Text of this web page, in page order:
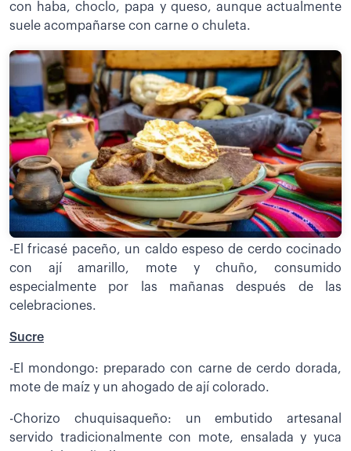
con haba, choclo, papa y queso, aunque actualmente
suele acompañarse con carne o chuleta.
-El fricasé paceño, un caldo espeso de cerdo cocinado
con ají amarillo, mote y chuño, consumido
especialmente por las mañanas después de las
celebraciones.
Sucre
-El mondongo: preparado con carne de cerdo dorada,
mote de maíz y un ahogado de ají colorado.
-Chorizo chuquisaqueño: un embutido artesanal
servido tradicionalmente con mote, ensalada y yuca